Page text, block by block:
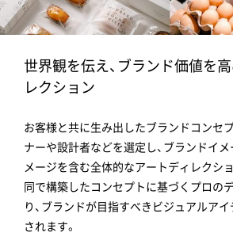
世界観を伝え、ブランド価値を
レクション
お客様と共に生み出したブランドコンセ
ナーや設計者などを選定し、ブランドイ
メージを含む全体的なアートディレクシ
同で構築したコンセプトに基づくプロの
り、ブランドが目指すべきビジュアルア
されます。